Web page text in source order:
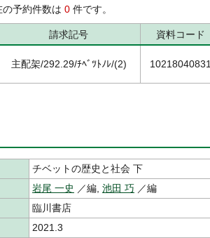
予約件数は 0 件です。
請求記号 資料コード
主配架/292.29/ﾁﾍﾞﾂﾄﾉﾚ/(2)
チベットの歴史と社会 下
岩尾 一史 ／編, 池田 巧 ／編
臨川書店
2021.3